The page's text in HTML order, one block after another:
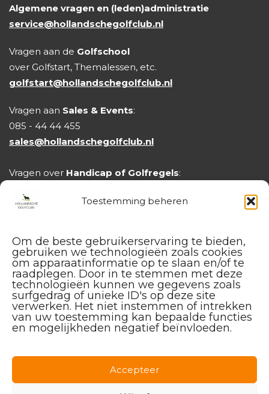
Toestemming beheren
Om de beste gebruikerservaring te bieden,
gebruiken we technologieën zoals cookies
om apparaatinformatie op te slaan en/of te
raadplegen. Door in te stemmen met deze
technologieën kunnen we gegevens zoals
surfgedrag of unieke ID's op deze site
verwerken. Het niet instemmen of intrekken
van uw toestemming kan bepaalde functies
en mogelijkheden negatief beïnvloeden.
Accepteer
Algemene vragen en (leden)administratie
service@hollandschegolfclub.nl
Vragen aan de Golfschool
over Golfstart, Themalessen, etc.
golfstart@hollandschegolfclub.nl
Vragen aan Sales & Events:
085 - 44 44 455
sales@hollandschegolfclub.nl
Vragen over Handicap of Golfregels:
Instagram